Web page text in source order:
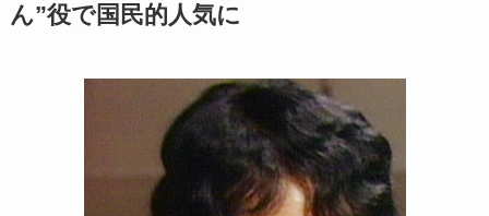
ん”役で国民的人気に